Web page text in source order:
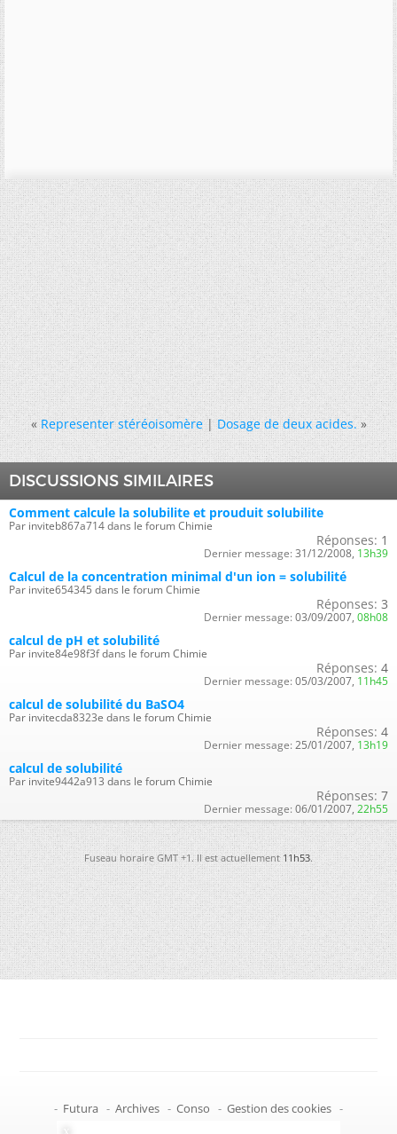
« Representer stéréoisomère|Dosage de deux acides. »
DISCUSSIONS SIMILAIRES
Comment calcule la solubilite et prouduit solubilite
Par inviteb867a714 dans le forum Chimie
Réponses: 1
Dernier message: 31/12/2008, 13h39
Calcul de la concentration minimal d'un ion = solubilité
Par invite654345 dans le forum Chimie
Réponses: 3
Dernier message: 03/09/2007, 08h08
calcul de pH et solubilité
Par invite84e98f3f dans le forum Chimie
Réponses: 4
Dernier message: 05/03/2007, 11h45
calcul de solubilité du BaSO4
Par invitecda8323e dans le forum Chimie
Réponses: 4
Dernier message: 25/01/2007, 13h19
calcul de solubilité
Par invite9442a913 dans le forum Chimie
Réponses: 7
Dernier message: 06/01/2007, 22h55
Fuseau horaire GMT +1. Il est actuellement11h53.
- Futura - Archives - Conso - Gestion des cookies -